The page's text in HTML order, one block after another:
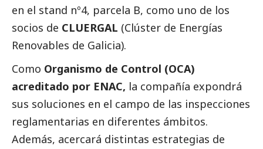
en el stand nº4, parcela B, como uno de los
socios de CLUERGAL (Clúster de Energías
Renovables de Galicia).
Como Organismo de Control (OCA)
acreditado por ENAC, la compañía expondrá
sus soluciones en el campo de las inspecciones
reglamentarias en diferentes ámbitos.
Además, acercará distintas estrategias de